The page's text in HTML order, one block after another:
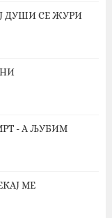
ДУШИ СЕ ЖУРИ
- А ЉУБИМ
МЕ